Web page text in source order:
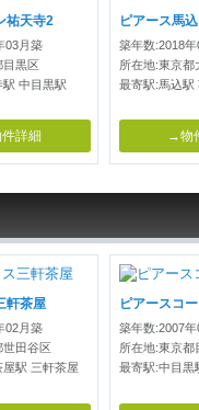
祐天寺2
03月築
目黒区
中目黒駅
詳細
ピアース馬込
築年数:2018
所在地:東京都
最寄駅:馬込駅
→物
軒茶屋
02月築
田谷区
駅 三軒茶屋
ピアースコ
築年数:2007
所在地:東京都
最寄駅:中目黒